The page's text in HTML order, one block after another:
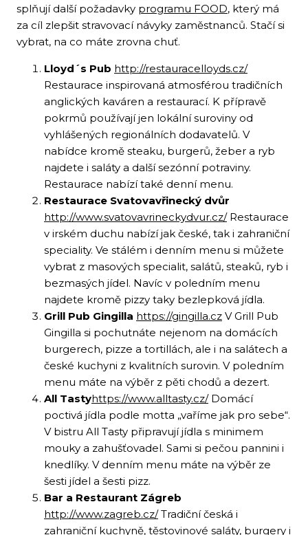
splňují další požadavky programu FOOD, který má
za cíl zlepšit stravovací návyky zaměstnanců. Stačí si
vybrat, na co máte zrovna chuť.
Lloyd´s Pub http://restauracelloyds.cz/
Restaurace inspirovaná atmosférou tradičních
anglických kaváren a restaurací. K přípravě
pokrmů používají jen lokální suroviny od
vyhlášených regionálních dodavatelů. V
nabídce kromě steaku, burgerů, žeber a ryb
najdete i saláty a další sezónní potraviny.
Restaurace nabízí také denní menu.
Restaurace Svatovavřinecký dvůr
http://www.svatovavrineckydvur.cz/Restaurace
v irském duchu nabízí jak české, tak i zahraniční
speciality. Ve stálém i denním menu si můžete
vybrat z masových specialit, salátů, steaků, ryb i
bezmasých jídel. Navíc v poledním menu
najdete kromě pizzy taky bezlepková jídla.
Grill Pub Gingilla https://gingilla.cz V Grill Pub
Gingilla si pochutnáte nejenom na domácích
burgerech, pizze a tortillách, ale i na salátech a
české kuchyni z kvalitních surovin. V poledním
menu máte na výběr z pěti chodů a dezert.
All Tastyhttps://www.alltasty.cz/Domácí
poctivá jídla podle motta „vaříme jak pro sebe“.
V bistru All Tasty připravují jídla s minimem
mouky a zahušťovadel. Sami si pečou pannini i
knedlíky. V denním menu máte na výběr ze
šesti jídel a šesti pizz.
Bar a Restaurant Zágreb
http://www.zagreb.cz/Tradiční česká i
zahraniční kuchyně, těstovinové saláty, burgery i